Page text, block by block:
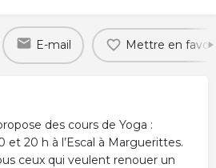
E-mail Mettre en favori
des cours de Yoga :
et 20 h à l’Escal à Marguerittes.
ceux qui veulent renouer un